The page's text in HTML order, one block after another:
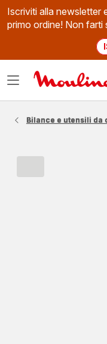
Iscriviti alla newsletter
primo ordine! Non
Apri
Bilance e utensili da